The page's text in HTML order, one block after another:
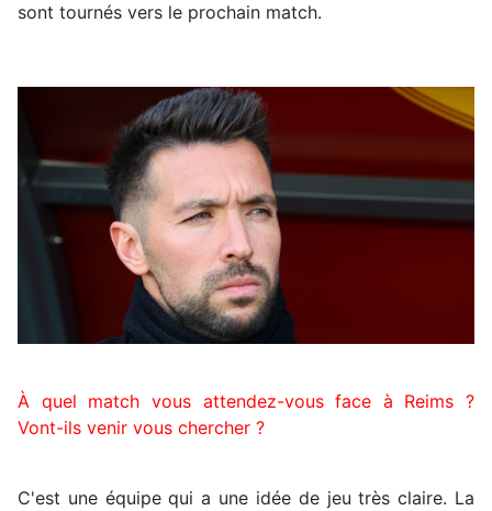
sont tournés vers le prochain match.
À quel match vous attendez-vous face à Reims ?
Vont-ils venir vous chercher ?
C'est une équipe qui a une idée de jeu très claire. La